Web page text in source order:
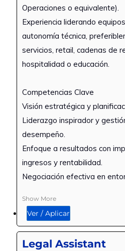
Operaciones o equivalente).
Experiencia liderando
autonomía técnica,
servicios, retail, cadenas de
hospitalidad o educación.
Competencias Clave
Visión estratégica y
Liderazgo inspirador y
desempeño.
Enfoque a resultados con
ingresos y rentabilidad.
Negociación efectiva en
Show More
Ver / Aplicar
Legal Assistant